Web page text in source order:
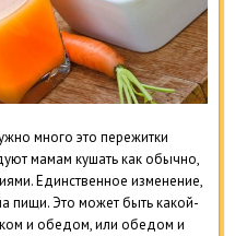
много это пережитки
мамам кушать как обычно,
Единственное изменение,
пищи. Это может быть какой-
и обедом, или обедом и